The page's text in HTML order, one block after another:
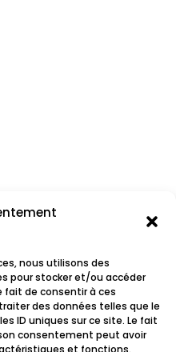
nous utilisons des
pour stocker et/ou accéder
fait de consentir à ces
des données telles que le
ID uniques sur ce site. Le fait
consentement peut avoir
et fonctions.